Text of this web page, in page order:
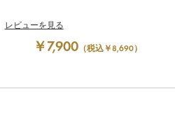
レビューを見る
￥7,900 （税込￥8,690）